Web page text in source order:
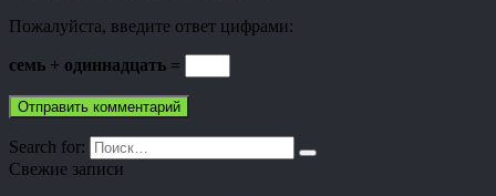
Пожалуйста, введите ответ цифрами:
семь + одиннадцать =
Search for:
Свежие записи